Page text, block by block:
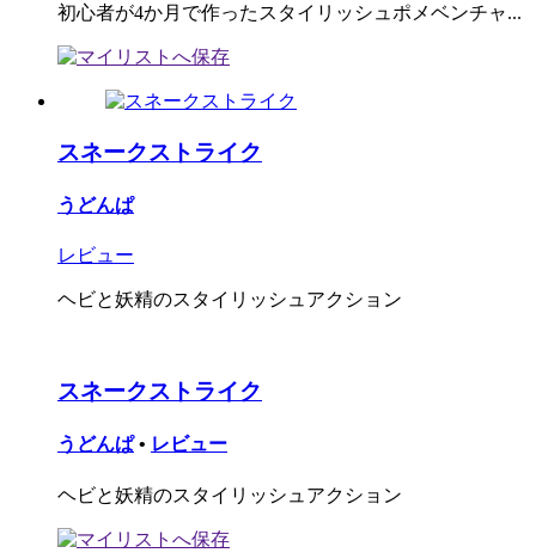
初心者が4か月で作ったスタイリッシュポメベンチャ...
スネークストライク
うどんぱ
レビュー
ヘビと妖精のスタイリッシュアクション
スネークストライク
うどんぱ • レビュー
ヘビと妖精のスタイリッシュアクション